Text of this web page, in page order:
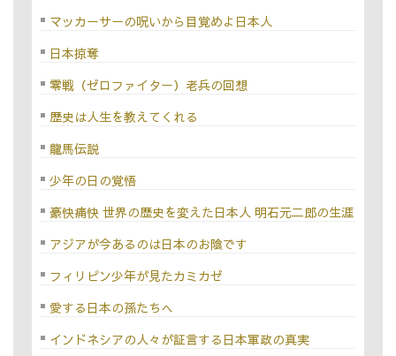
マッカーサーの呪いから目覚めよ日本人
日本掠奪
零戦（ゼロファイター）老兵の回想
歴史は人生を教えてくれる
龍馬伝説
少年の日の覚悟
豪快痛快 世界の歴史を変えた日本人 明石元二郎の生涯
アジアが今あるのは日本のお陰です
フィリピン少年が見たカミカゼ
愛する日本の孫たちへ
インドネシアの人々が証言する日本軍政の真実